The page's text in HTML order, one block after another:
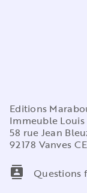
Editions
Immeuble
58 rue Jean
92178 Vanves
contacts
Questions